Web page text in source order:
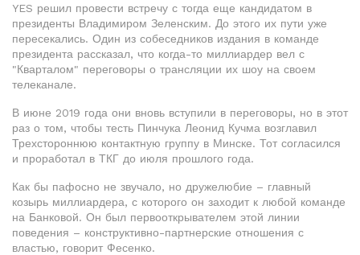
YES решил провести встречу с тогда еще кандидатом в
президенты Владимиром Зеленским. До этого их пути уже
пересекались. Один из собеседников издания в команде
президента рассказал, что когда-то миллиардер вел с
"Кварталом" переговоры о трансляции их шоу на своем
телеканале.
В июне 2019 года они вновь вступили в переговоры, но в этот
раз о том, чтобы тесть Пинчука Леонид Кучма возглавил
Трехстороннюю контактную группу в Минске. Тот согласился
и проработал в ТКГ до июля прошлого года.
Как бы пафосно не звучало, но дружелюбие – главный
козырь миллиардера, с которого он заходит к любой команде
на Банковой. Он был первооткрывателем этой линии
поведения – конструктивно-партнерские отношения с
властью, говорит Фесенко.